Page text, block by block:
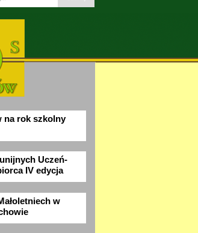
na rok szkolny
Uczeń-
IV edycja
w